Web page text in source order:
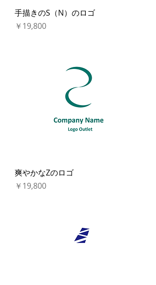
手描きのS（N）のロゴ
価格
￥19,800
爽やかなZのロゴ
価格
￥19,800